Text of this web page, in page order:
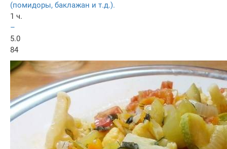
(помидоры, баклажан и т.д.).
1 ч.
–
5.0
84